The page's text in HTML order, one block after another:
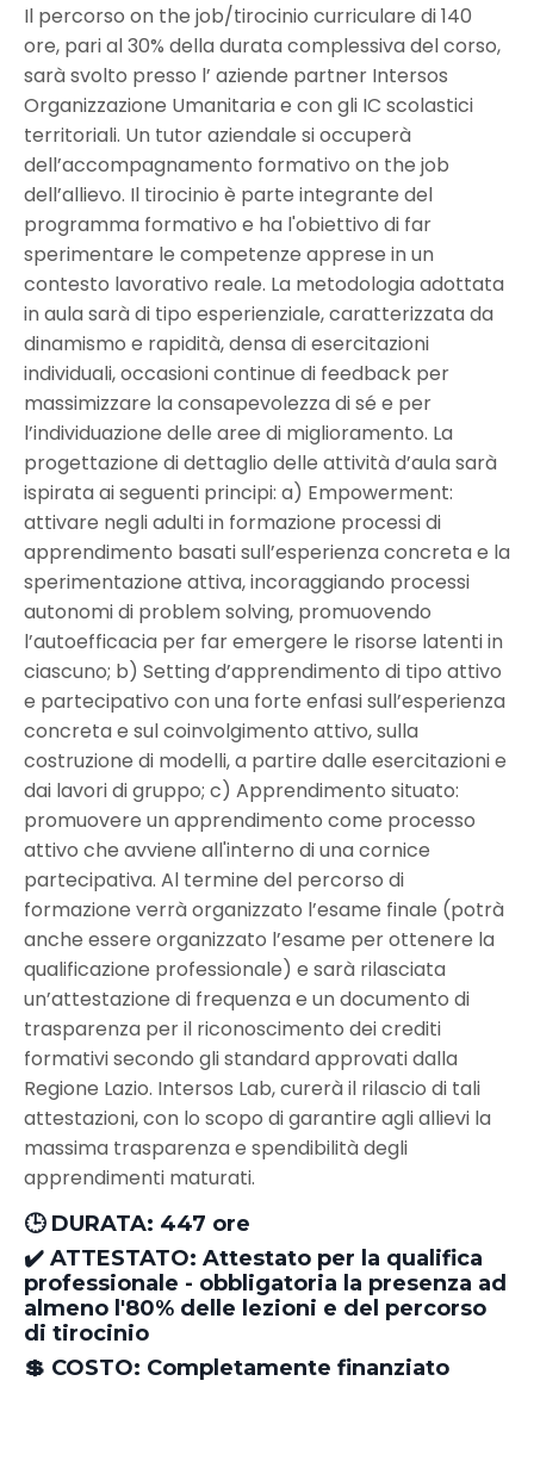
Il percorso on the job/tirocinio curriculare di 140
ore, pari al 30% della durata complessiva del corso,
sarà svolto presso l’ aziende partner Intersos
Organizzazione Umanitaria e con gli IC scolastici
territoriali. Un tutor aziendale si occuperà
dell’accompagnamento formativo on the job
dell’allievo. Il tirocinio è parte integrante del
programma formativo e ha l'obiettivo di far
sperimentare le competenze apprese in un
contesto lavorativo reale. La metodologia adottata
in aula sarà di tipo esperienziale, caratterizzata da
dinamismo e rapidità, densa di esercitazioni
individuali, occasioni continue di feedback per
massimizzare la consapevolezza di sé e per
l’individuazione delle aree di miglioramento. La
progettazione di dettaglio delle attività d’aula sarà
ispirata ai seguenti principi: a) Empowerment:
attivare negli adulti in formazione processi di
apprendimento basati sull’esperienza concreta e la
sperimentazione attiva, incoraggiando processi
autonomi di problem solving, promuovendo
l’autoefficacia per far emergere le risorse latenti in
ciascuno; b) Setting d’apprendimento di tipo attivo
e partecipativo con una forte enfasi sull’esperienza
concreta e sul coinvolgimento attivo, sulla
costruzione di modelli, a partire dalle esercitazioni e
dai lavori di gruppo; c) Apprendimento situato:
promuovere un apprendimento come processo
attivo che avviene all'interno di una cornice
partecipativa. Al termine del percorso di
formazione verrà organizzato l’esame finale (potrà
anche essere organizzato l’esame per ottenere la
qualificazione professionale) e sarà rilasciata
un’attestazione di frequenza e un documento di
trasparenza per il riconoscimento dei crediti
formativi secondo gli standard approvati dalla
Regione Lazio. Intersos Lab, curerà il rilascio di tali
attestazioni, con lo scopo di garantire agli allievi la
massima trasparenza e spendibilità degli
apprendimenti maturati.
🕒 DURATA: 447 ore
✔️ ATTESTATO: Attestato per la qualifica
professionale - obbligatoria la presenza ad
almeno l'80% delle lezioni e del percorso
di tirocinio
💲 COSTO: Completamente finanziato